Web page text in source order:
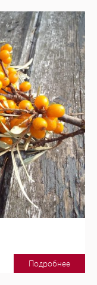
Подробнее